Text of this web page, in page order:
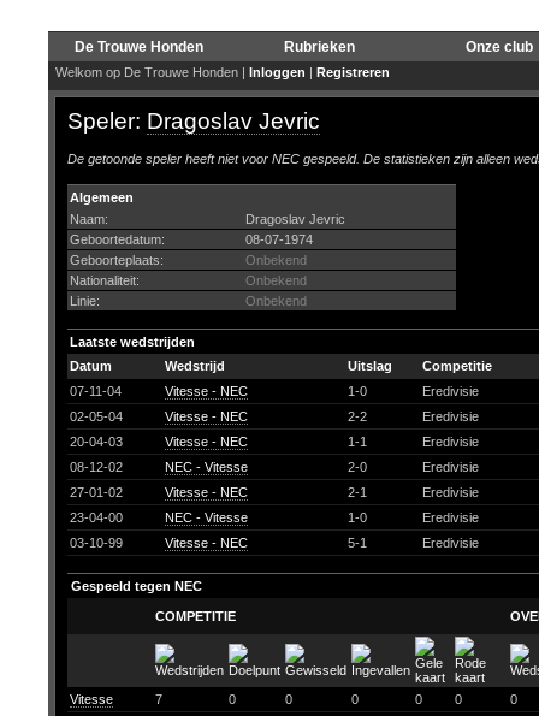
De Trouwe Honden Rubrieken Onze club
Welkom op De Trouwe Honden | Inloggen | Registreren
Speler: Dragoslav Jevric
De getoonde speler heeft niet voor NEC gespeeld. De statistieken zijn alleen
Algemeen
Naam:
Dragoslav Jevric
Geboortedatum:
08-07-1974
Geboorteplaats:
Onbekend
Nationaliteit:
Onbekend
Linie:
Onbekend
Laatste wedstrijden
Datum
Wedstrijd Uitslag
Competitie
07-11-04
Vitesse - NEC 1-0
Eredivisie
02-05-04
Vitesse - NEC 2-2
Eredivisie
20-04-03
Vitesse - NEC 1-1
Eredivisie
08-12-02
NEC - Vitesse 2-0
Eredivisie
27-01-02
Vitesse - NEC 2-1
Eredivisie
23-04-00
NEC - Vitesse 1-0
Eredivisie
03-10-99
Vitesse - NEC 5-1 Eredivisie
Gespeeld tegen NEC
COMPETITIE
Vitesse 7 0 0 0 0 0
0